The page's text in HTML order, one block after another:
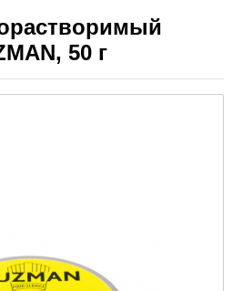
50 г